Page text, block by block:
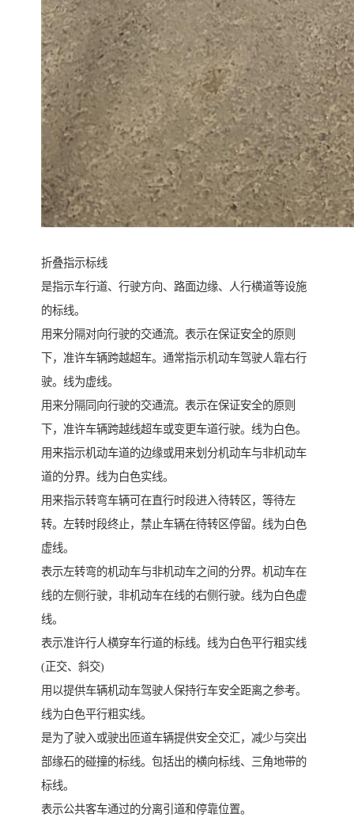
折叠指示标线
是指示车行道、行驶方向、路面边缘、人行横道等设施
的标线。
用来分隔对向行驶的交通流。表示在保证安全的原则
下，准许车辆跨越超车。通常指示机动车驾驶人靠右行
驶。线为虚线。
用来分隔同向行驶的交通流。表示在保证安全的原则
下，准许车辆跨越线超车或变更车道行驶。线为白色。
用来指示机动车道的边缘或用来划分机动车与非机动车
道的分界。线为白色实线。
用来指示转弯车辆可在直行时段进入待转区，等待左
转。左转时段终止，禁止车辆在待转区停留。线为白色
虚线。
表示左转弯的机动车与非机动车之间的分界。机动车在
线的左侧行驶，非机动车在线的右侧行驶。线为白色虚
线。
表示准许行人横穿车行道的标线。线为白色平行粗实线
(正交、斜交)
用以提供车辆机动车驾驶人保持行车安全距离之参考。
线为白色平行粗实线。
是为了驶入或驶出匝道车辆提供安全交汇，减少与突出
部缘石的碰撞的标线。包括出的横向标线、三角地带的
标线。
表示公共客车通过的分离引道和停靠位置。